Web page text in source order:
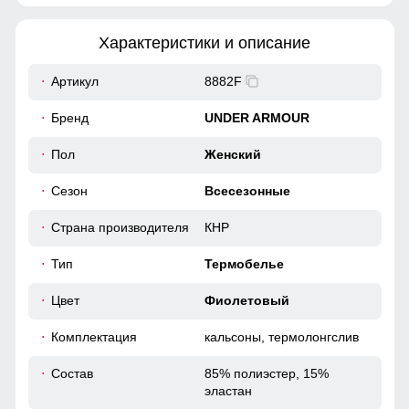
Характеристики и описание
Артикул 8882F
Бренд UNDER ARMOUR
Пол Женский
Сезон Всесезонные
Страна производителя КНР
Тип Термобелье
Цвет Фиолетовый
Комплектация кальсоны, термолонгслив
Состав
85% полиэстер, 15%
эластан